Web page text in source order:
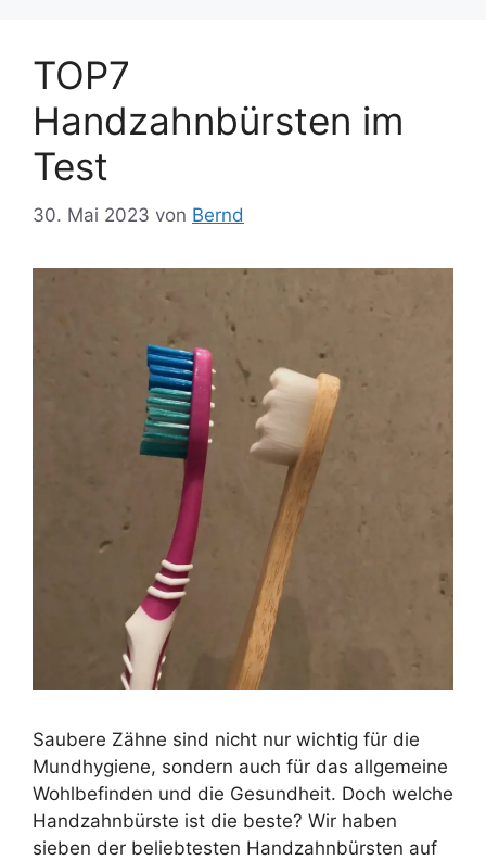
TOP7
Handzahnbürsten im
Test
30. Mai 2023 von Bernd
Saubere Zähne sind nicht nur wichtig für die
Mundhygiene, sondern auch für das allgemeine
Wohlbefinden und die Gesundheit. Doch welche
Handzahnbürste ist die beste? Wir haben
sieben der beliebtesten Handzahnbürsten auf